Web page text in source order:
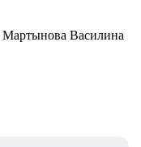
Мартынова Василина